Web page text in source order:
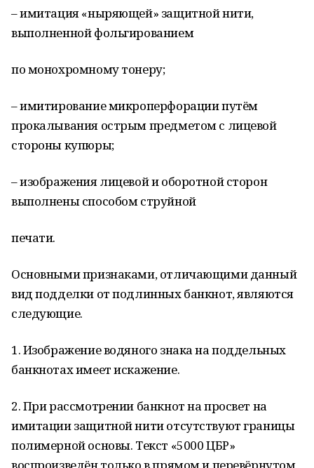
– имитация «ныряющей» защитной нити,
выполненной фольгированием
по монохромному тонеру;
– имитирование микроперфорации путём
прокалывания острым предметом с лицевой
стороны купюры;
– изображения лицевой и оборотной сторон
выполнены способом струйной
печати.
Основными признаками, отличающими данный
вид подделки от подлинных банкнот, являются
следующие.
1. Изображение водяного знака на поддельных
банкнотах имеет искажение.
2. При рассмотрении банкнот на просвет на
имитации защитной нити отсутствуют границы
полимерной основы. Текст «5000 ЦБР»